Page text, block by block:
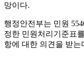
망이다.
행정안전부는 민원
정한 민원처리기준표
항에 대한 의견을 받는